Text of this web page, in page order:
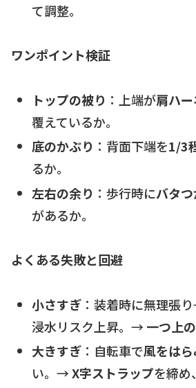
て調整。
ワンポイント検証
トップの被り ：上端が肩ハ
覆えているか。
底のかぶり ：背面下端を1/3
るか。
左右の余り ：歩行時にバタ
があるか。
よくある失敗と回避
小さすぎ：装着時に無理張
浸水リスク上昇。→ 一つ上
大きすぎ：自転車で風をは
い。→X字ストラップを締め